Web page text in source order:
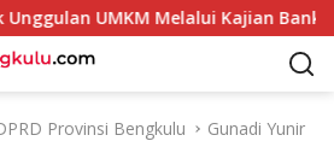
UMKM Melalui Kajian Bank
Provinsi Bengkulu
Gunadi Yunir